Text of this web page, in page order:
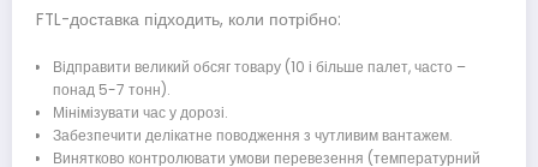
FTL-доставка підходить, коли потрібно:
Відправити великий обсяг товару (10 і більше палет, часто –
понад 5-7 тонн).
Мінімізувати час у дорозі.
Забезпечити делікатне поводження з чутливим вантажем.
Винятково контролювати умови перевезення (температурний